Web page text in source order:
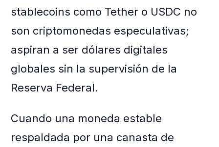
stablecoins como Tether o USDC no
son criptomonedas especulativas;
aspiran a ser dólares digitales
globales sin la supervisión de la
Reserva Federal.
Cuando una moneda estable
respaldada por una canasta de